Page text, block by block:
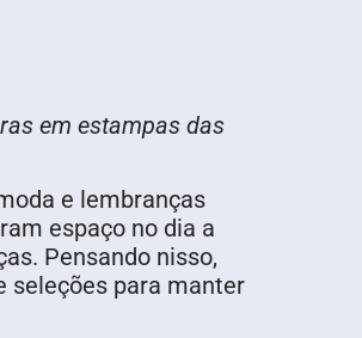
em estampas das
e lembranças
espaço no dia a
Pensando nisso,
seleções para manter